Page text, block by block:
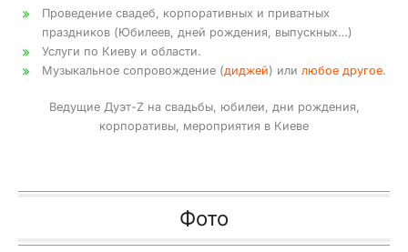
Проведение свадеб, корпоративных и приватных
праздников (Юбилеев, дней рождения, выпускных…)
Услуги по Киеву и области.
Музыкальное сопровождение (диджей) или любое другое.
Ведущие Дуэт-Z на свадьбы, юбилеи, дни рождения,
корпоративы, мероприятия в Киеве
Фото